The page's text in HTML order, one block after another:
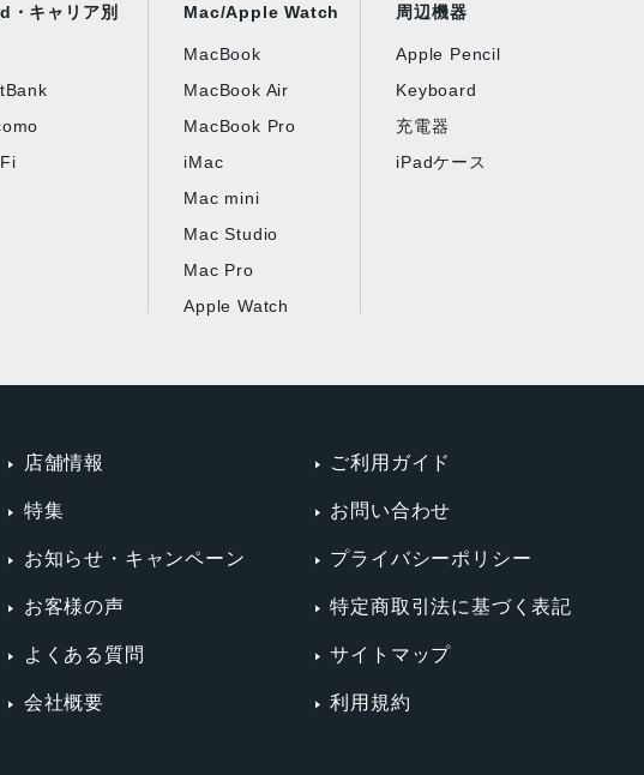
・キャリア別 Mac/Apple Watch
MacBook
MacBook Air
MacBook Pro
iMac
Mac mini
Mac Studio
Mac Pro
Apple Watch
周辺機器
Apple Pencil
Keyboard
充電器
iPadケース
店舗情報
特集
お知らせ・キャンペーン
お客様の声
よくある質問
会社概要
ご利用ガイド
お問い合わせ
プライバシーポリシー
特定商取引法に基づく表記
サイトマップ
利用規約